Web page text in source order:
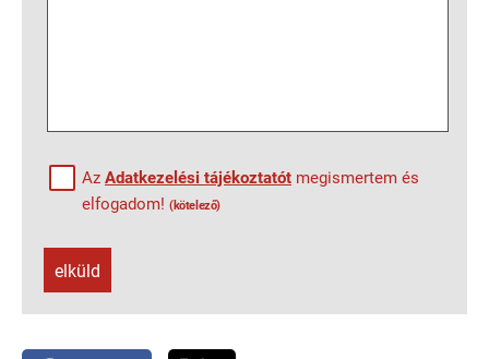
Az Adatkezelési tájékoztatót megismertem és
elfogadom! (kötelező)
elküld